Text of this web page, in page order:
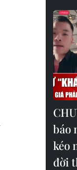
báo
kéo
đời